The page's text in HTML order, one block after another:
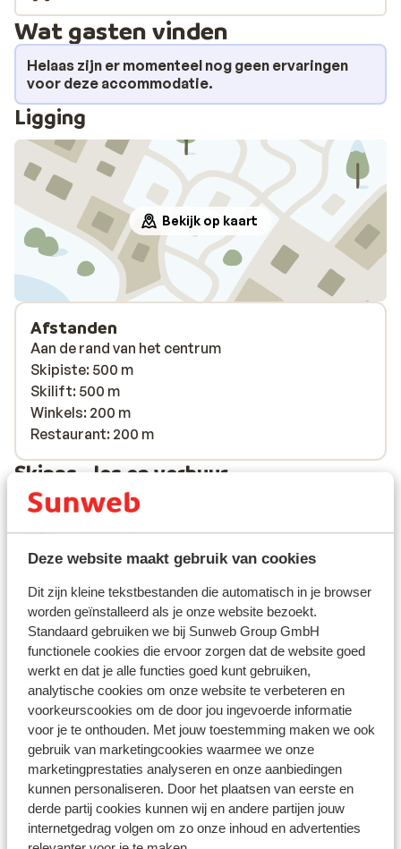
Deze website maakt gebruik van cookies
Dit zijn kleine tekstbestanden die automatisch in je browser
worden geïnstalleerd als je onze website bezoekt.
Standaard gebruiken we bij Sunweb Group GmbH
functionele cookies die ervoor zorgen dat de website goed
werkt en dat je alle functies goed kunt gebruiken,
analytische cookies om onze website te verbeteren en
voorkeurscookies om de door jou ingevoerde informatie
voor je te onthouden. Met jouw toestemming maken we ook
gebruik van marketingcookies waarmee we onze
marketingprestaties analyseren en onze aanbiedingen
kunnen personaliseren. Door het plaatsen van eerste en
derde partij cookies kunnen wij en andere partijen jouw
internetgedrag volgen om zo onze inhoud en advertenties
Wat gasten vinden
Helaas zijn er momenteel nog geen ervaringen
voor deze accommodatie.
Ligging
Bekijk op kaart
Afstanden
Aan de rand van het centrum
Skipiste: 500 m
Skilift: 500 m
Winkels: 200 m
Restaurant: 200 m
Skipas, -les en verhuur
Skimateriaal
Andere accommodaties in Les Deux
Alpes
Hotel Serre Palas
Résidence Neige et Soleil